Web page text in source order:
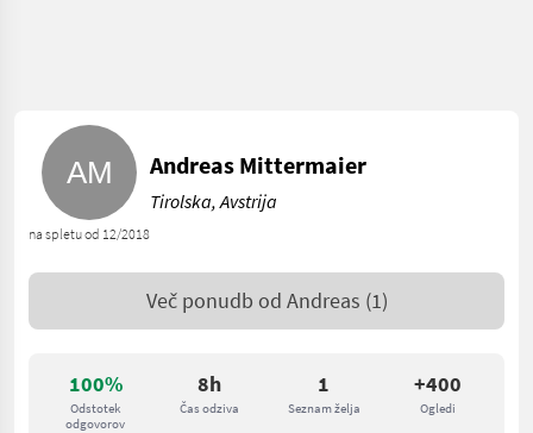
100%
Odstotek
odgovorov
8h
Čas odziva
1
Seznam želja
+400
Ogledi
na spletu od 12/2018
Andreas Mittermaier
Tirolska, Avstrija
Več ponudb od Andreas (1)